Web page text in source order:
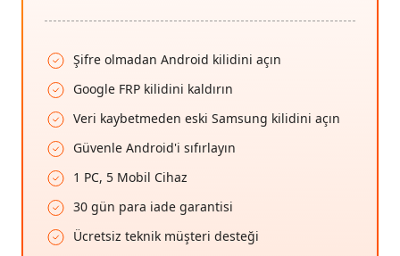
Şifre olmadan Android kilidini açın
Google FRP kilidini kaldırın
Veri kaybetmeden eski Samsung kilidini açın
Güvenle Android'i sıfırlayın
1 PC, 5 Mobil Cihaz
30 gün para iade garantisi
Ücretsiz teknik müşteri desteği